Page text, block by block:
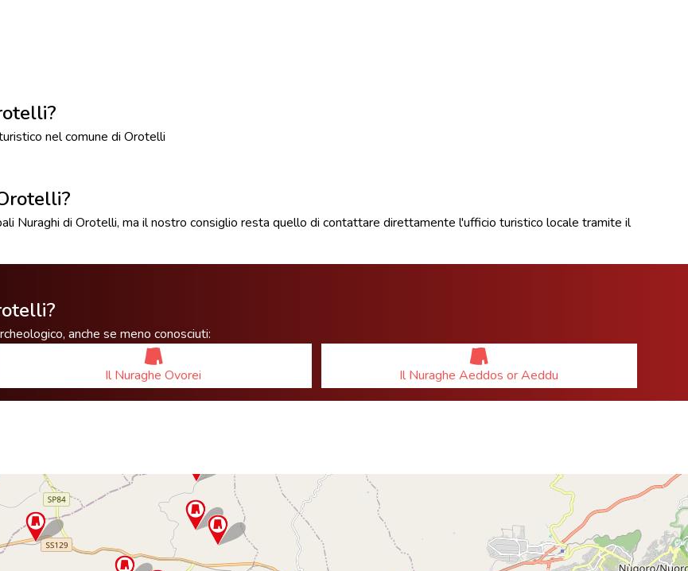
nel comune di Orotelli
Nuraghi di Orotelli, ma il nostro consiglio resta quello di contattare direttamente l'ufficio turistico locale tramite il
anche se meno conosciuti:
Il Nuraghe Ovorei Il Nuraghe Aeddos or Aeddu